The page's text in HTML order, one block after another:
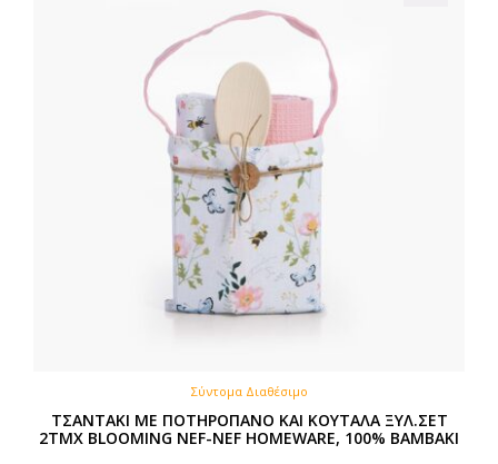
Σύντομα Διαθέσιμο
ΤΣΑΝΤΑΚΙ ΜΕ ΠΟΤΗΡΟΠΑΝΟ ΚΑΙ ΚΟΥΤΑΛΑ ΞΥΛ.ΣΕΤ
2ΤΜΧ BLOOMING NEF-NEF HOMEWARE, 100% BAMBAKI